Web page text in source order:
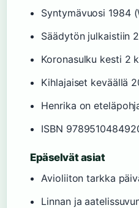
Syntymävuosi 1984
Säädytön julkaistiin
Koronasulku kesti 2
Kihlajaiset keväällä
Henrika on
ISBN
Epäselvät asiat
Avioliiton tarkka
Linnan ja